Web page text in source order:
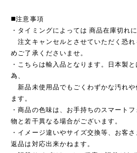
◼️注意事項
・タイミングによっては 商品在庫切れ
注文キャンセルとさせていただく恐れ
めご了承くださいませ。
・こちらは輸入品となります。日本製
為、
新品未使用品でもごくわずかな汚れや
ます。
・商品の色味は、お手持ちのスマート
物と若干異なる場合がございます。
・イメージ違いやサイズ交換等、お客さ
返品は対応出来かねます。